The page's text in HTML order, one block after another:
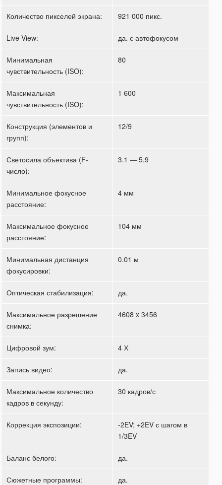
Количество пикселей экрана: 921 000 пикс.
Live View: да. с автофокусом
Минимальная
чувствительность (ISO):
80
Максимальная
чувствительность (ISO):
1 600
Конструкция (элементов и
групп):
12/9
Светосила объектива (F-
число):
3.1 — 5.9
Минимальное фокусное
расстояние:
4 мм
Максимальное фокусное
расстояние:
104 мм
Минимальная дистанция
фокусировки:
0.01 м
Оптическая стабилизация: да.
Максимальное разрешение
снимка:
4608 x 3456
Цифровой зум: 4 Х
Запись видео: да.
Максимальное количество
кадров в секунду:
30 кадров/с
Коррекция экспозиции:
-2EV; +2EV с шагом в
1/3EV
Баланс белого: да.
Сюжетные программы: да.